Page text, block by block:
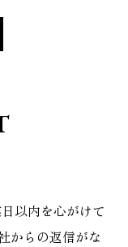
以内を心がけて
からの返信がな